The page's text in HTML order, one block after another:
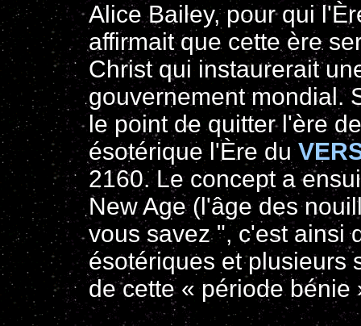
Alice Bailey, pour qui
affirmait que cette ère
Christ qui instaurerait
gouvernement mondial.
le point de quitter l'ère
ésotérique l'Ère du
2160. Le concept a
New Age (l'âge des
vous savez ", c'est ainsi
ésotériques et plusieurs
de cette « période bénie